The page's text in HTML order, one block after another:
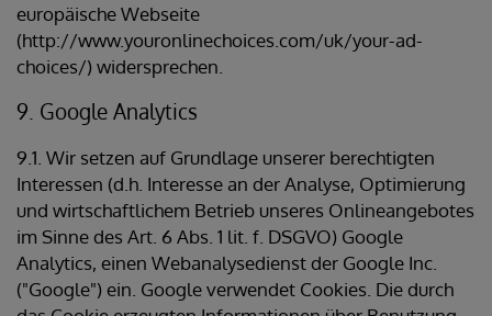
europäische Webseite
(http://www.youronlinechoices.com/uk/your-ad-
choices/) widersprechen.
9. Google Analytics
9.1. Wir setzen auf Grundlage unserer berechtigten
Interessen (d.h. Interesse an der Analyse, Optimierung
und wirtschaftlichem Betrieb unseres Onlineangebotes
im Sinne des Art. 6 Abs. 1 lit. f. DSGVO) Google
Analytics, einen Webanalysedienst der Google Inc.
("Google") ein. Google verwendet Cookies. Die durch